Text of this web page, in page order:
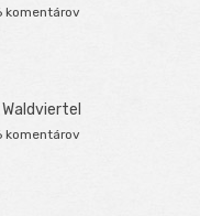
komentárov
komentárov